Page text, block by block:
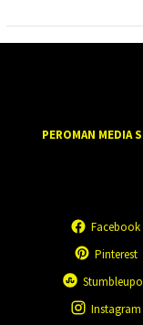
PEROMAN MEDIA
Facebook
Pinterest
Instagram